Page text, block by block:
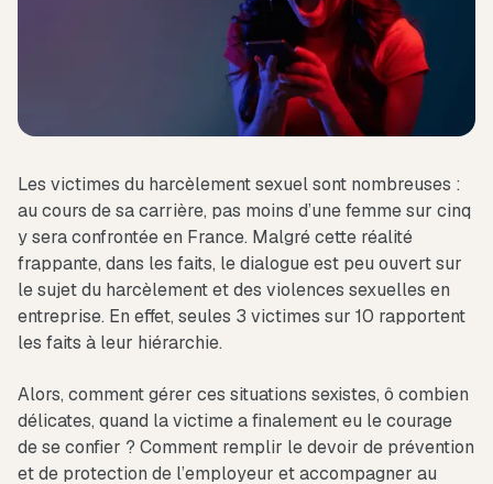
Les victimes du harcèlement sexuel sont nombreuses :
au cours de sa carrière, pas moins d’une femme sur cinq
y sera confrontée en France. Malgré cette réalité
frappante, dans les faits, le dialogue est peu ouvert sur
le sujet du harcèlement et des violences sexuelles en
entreprise. En effet, seules 3 victimes sur 10 rapportent
les faits à leur hiérarchie.
Alors, comment gérer ces situations sexistes, ô combien
délicates, quand la victime a finalement eu le courage
de se confier ? Comment remplir le devoir de prévention
et de protection de l’employeur et accompagner au